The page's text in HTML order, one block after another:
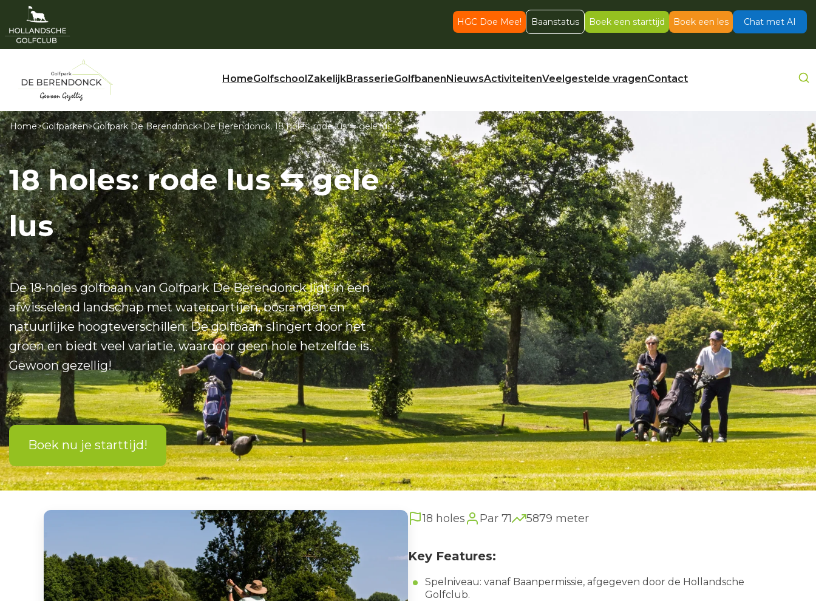
HGC Doe Mee! Baanstatus Boek een starttijd Boek een les Chat met AI
HomeGolfschoolZakelijkBrasserieGolfbanenNieuwsActiviteitenVeelgestelde vragenContact
Home>Golfparken>Golfpark De Berendonck>De Berendonck, 18 holes: rode lus ⇆ gele lus
18 holes: rode lus ⇆ gele
lus
De 18-holes golfbaan van Golfpark De Berendonck ligt in een
afwisselend landschap met waterpartijen, bosranden en
natuurlijke hoogteverschillen. De golfbaan slingert door het
groen en biedt veel variatie, waardoor geen hole hetzelfde is.
Gewoon gezellig!
Boek nu je starttijd!
18 holes Par 71 5879 meter
Key Features:
Spelniveau: vanaf Baanpermissie, afgegeven door de Hollandsche
Golfclub.